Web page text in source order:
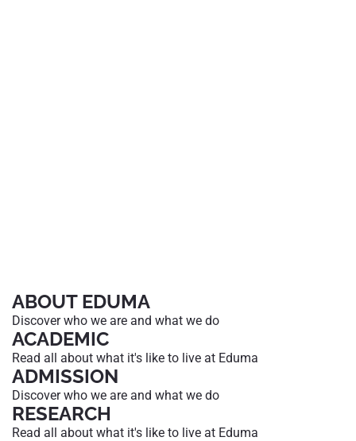
ABOUT EDUMA
Discover who we are and what we do
ACADEMIC
Read all about what it's like to live at Eduma
ADMISSION
Discover who we are and what we do
RESEARCH
Read all about what it's like to live at Eduma